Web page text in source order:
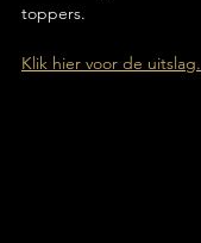
toppers.
Klik hier voor de uitslag.